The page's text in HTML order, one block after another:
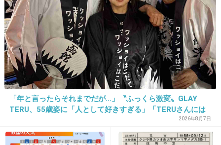
男一人だけｗｗ
+14 -2
17. 匿名 2013/03/26(火) 12:18:41
これはやばいです・・・
クッキー好きなんで食べ過ぎて胃もたれしての
+19 -3
「年と言ったらそれまでだが…」〝ふっくら激変〟GLAY
TERU、55歳姿に「人として好きすぎる」「TERUさんには
2026年8月7日